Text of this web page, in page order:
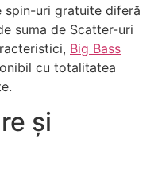
spin-uri gratuite diferă
suma de Scatter-uri
Big Bass
cu totalitatea
și